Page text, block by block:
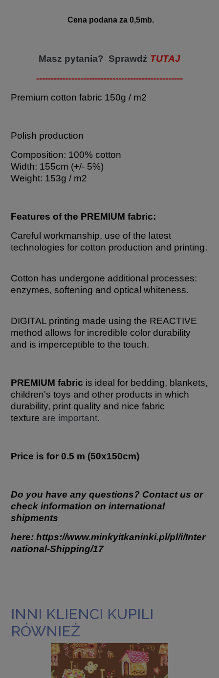
Cena podana za 0,5mb.
Masz pytania? Sprawdź TUTAJ
--------------------------------------------------
Premium cotton fabric 150g / m2
Polish production
Composition: 100% cotton
Width: 155cm (+/- 5%)
Weight: 153g / m2
Features of the PREMIUM fabric:
Careful workmanship, use of the latest
technologies for cotton production and printing.
Cotton has undergone additional processes:
enzymes, softening and optical whiteness.
DIGITAL printing made using the REACTIVE
method allows for incredible color durability
and is imperceptible to the touch.
PREMIUM fabric is ideal for bedding, blankets,
children's toys and other products in which
durability, print quality and nice fabric
texture are important.
Price is for 0.5 m (50x150cm)
Do you have any questions? Contact us or
check information on international
shipments
here: https://www.minkyitkaninki.pl/pl/i/Inter
national-Shipping/17
INNI KLIENCI KUPILI
RÓWNIEŻ